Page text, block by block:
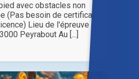
avec obstacles non
(Pas besoin de certificat
Lieu de l'épreuve :
Peyrabout Au [...]